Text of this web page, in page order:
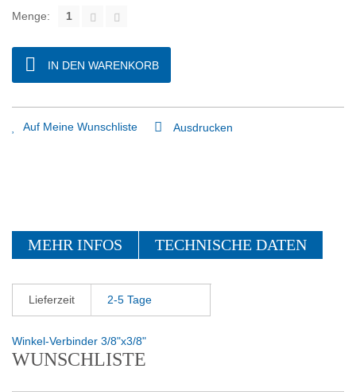
Menge:
IN DEN WARENKORB
Auf Meine Wunschliste Ausdrucken
MEHR INFOS TECHNISCHE DATEN
Lieferzeit 2-5 Tage
Winkel-Verbinder 3/8"x3/8"
WUNSCHLISTE